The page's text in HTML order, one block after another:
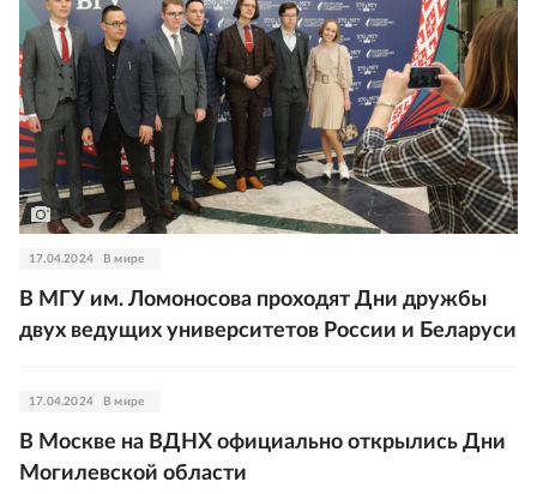
17.04.2024 В мире
В МГУ им. Ломоносова проходят Дни дружбы
двух ведущих университетов России и Беларуси
17.04.2024 В мире
В Москве на ВДНХ официально открылись Дни
Могилевской области